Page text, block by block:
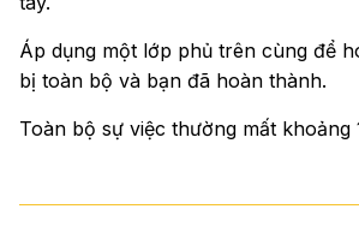
Áp dụng một lớp phủ trên cùng để
bị toàn bộ và bạn đã hoàn thành.
Toàn bộ sự việc thường mất khoảng